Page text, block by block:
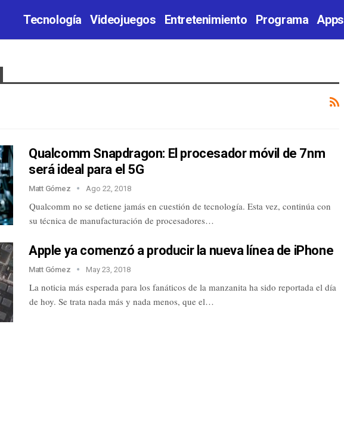
Tecnología Videojuegos Entretenimiento Programa Apps
Qualcomm Snapdragon: El procesador móvil de 7nm
será ideal para el 5G
Matt Gómez Ago 22, 2018
Qualcomm no se detiene jamás en cuestión de tecnología. Esta vez, continúa con
su técnica de manufacturación de procesadores…
Apple ya comenzó a producir la nueva línea de iPhone
Matt Gómez May 23, 2018
La noticia más esperada para los fanáticos de la manzanita ha sido reportada el día
de hoy. Se trata nada más y nada menos, que el…